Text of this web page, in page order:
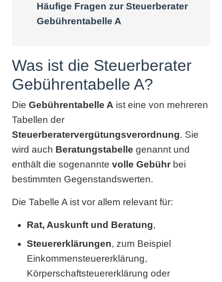
Häufige Fragen zur Steuerberater
Gebührentabelle A
Was ist die Steuerberater
Gebührentabelle A?
Die Gebührentabelle A ist eine von mehreren
Tabellen der
Steuerberatervergütungsverordnung. Sie
wird auch Beratungstabelle genannt und
enthält die sogenannte volle Gebühr bei
bestimmten Gegenstandswerten.
Die Tabelle A ist vor allem relevant für:
Rat, Auskunft und Beratung,
Steuererklärungen, zum Beispiel
Einkommensteuererklärung,
Körperschaftsteuererklärung oder